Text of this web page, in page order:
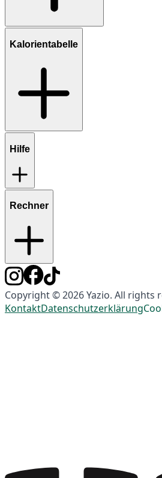
Kalorientabelle
Hilfe
Rechner
Copyright © 2026 Yazio. All rights
KontaktDatenschutzerklärung